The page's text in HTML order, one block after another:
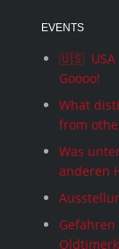
EVENTS
🇺🇸 USA
Goooo!
What
from
Was
anderen